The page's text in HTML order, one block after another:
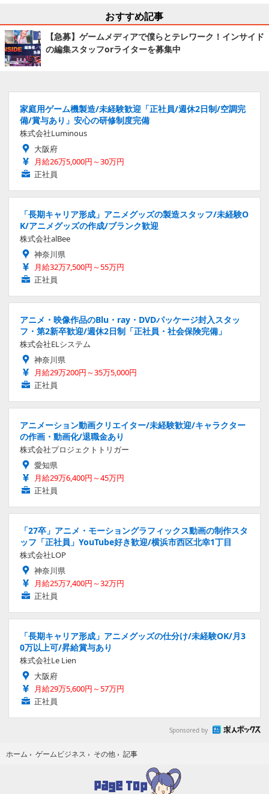
おすすめ記事
【急募】ゲームメディアで僕らとテレワーク！インサイド
の編集スタッフorライターを募集中
家庭用ゲーム機製造/未経験歓迎「正社員/週休2日制/空調完
備/賞与あり」安心の研修制度完備
株式会社Luminous
大阪府
月給26万5,000円～30万円
正社員
「長期キャリア形成」アニメグッズの製造スタッフ/未経験O
K/アニメグッズの作成/ブランク歓迎
株式会社alBee
神奈川県
月給32万7,500円～55万円
正社員
アニメ・映像作品のBlu・ray・DVDパッケージ封入スタッ
フ・第2新卒歓迎/週休2日制「正社員・社会保険完備」
株式会社ELシステム
神奈川県
月給29万200円～35万5,000円
正社員
アニメーション動画クリエイター/未経験歓迎/キャラクター
の作画・動画化/退職金あり
株式会社プロジェクトトリガー
愛知県
月給29万6,400円～45万円
正社員
「27卒」アニメ・モーショングラフィックス動画の制作スタ
ッフ「正社員」YouTube好き歓迎/横浜市西区北幸1丁目
株式会社LOP
神奈川県
月給25万7,400円～32万円
正社員
「長期キャリア形成」アニメグッズの仕分け/未経験OK/月3
0万以上可/昇給賞与あり
株式会社Le Lien
大阪府
月給29万5,600円～57万円
正社員
Sponsored by
ホーム › ゲームビジネス › その他 › 記事